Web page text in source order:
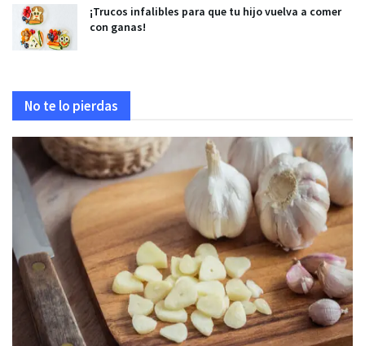
¡Trucos infalibles para que tu hijo vuelva a comer
con ganas!
No te lo pierdas